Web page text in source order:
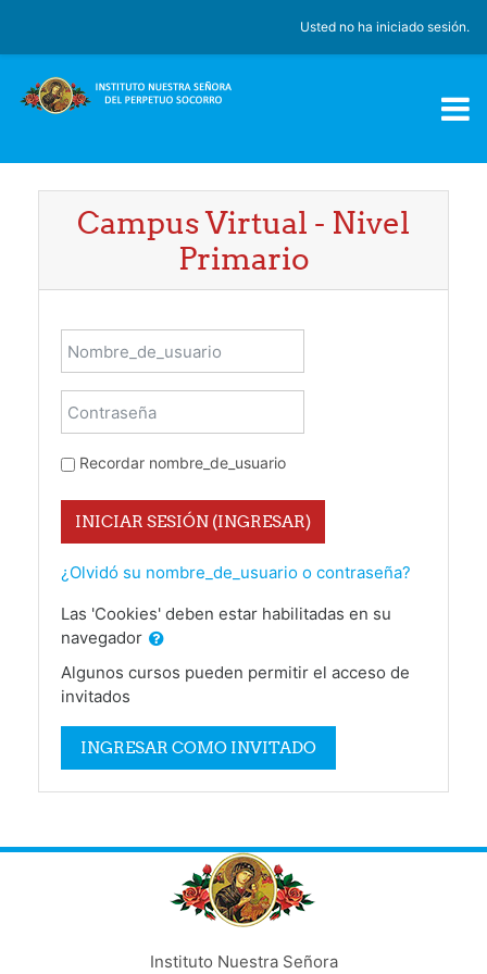
Usted no ha iniciado sesión.
Campus Virtual - Nivel
Primario
Nombre_de_usuario
Contraseña
Recordar nombre_de_usuario
INICIAR SESIÓN (INGRESAR)
¿Olvidó su nombre_de_usuario o contraseña?
Las 'Cookies' deben estar habilitadas en su
navegador
Algunos cursos pueden permitir el acceso de
invitados
INGRESAR COMO INVITADO
Instituto Nuestra Señora